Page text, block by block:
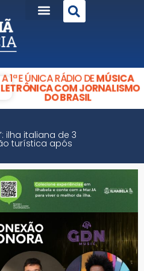
A 1ª E ÚNICA RÁDIO DEMÚSICA
COM JORNALISMO
DO BRASIL
ilha italiana de 3
turística após